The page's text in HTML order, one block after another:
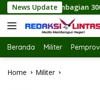
Skip
to
content
News Update
Merah Putih,
Beranda Militer
Home Militer